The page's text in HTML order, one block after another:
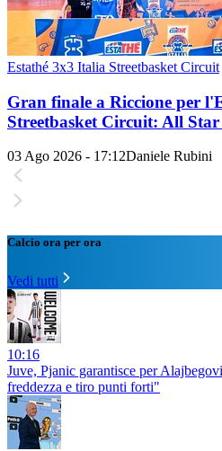
Estathé 3x3 Italia Streetbasket Circuit
Gran finale a Riccione per
Streetbasket Circuit: All
03 Ago 2026 - 17:12Daniele Rubini
Calcio ora per ora
Vedi tutti
10:16
Juve, Pjanic garantisce per
freddezza e tiro punti forti"